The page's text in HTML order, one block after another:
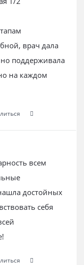
врач дала
поддерживала
на каждом
всем
достойных
себя